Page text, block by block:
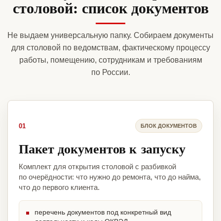
столовой: список документов
Не выдаем универсальную папку. Собираем документы
для столовой по ведомствам, фактическому процессу
работы, помещению, сотрудникам и требованиям
по России.
01 БЛОК ДОКУМЕНТОВ
Пакет документов к запуску
Комплект для открытия столовой с разбивкой
по очерёдности: что нужно до ремонта, что до найма,
что до первого клиента.
перечень документов под конкретный вид